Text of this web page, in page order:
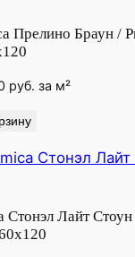
Прелино Браун /
руб. за м²
Стонэл Лайт